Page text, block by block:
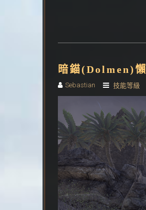
暗錨(Dolmen)
Sebastian 技能等級